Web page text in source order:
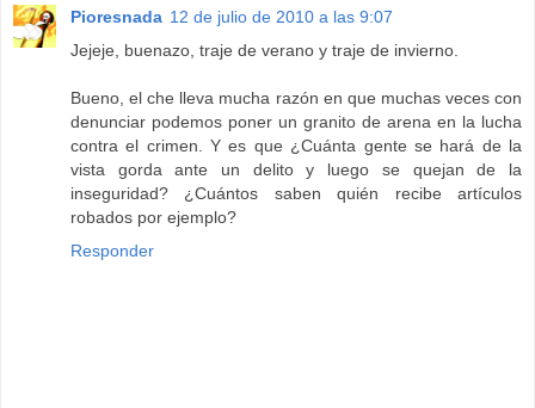
Pioresnada 12 de julio de 2010 a las 9:07
Jejeje, buenazo, traje de verano y traje de invierno.
Bueno, el che lleva mucha razón en que muchas veces con
denunciar podemos poner un granito de arena en la lucha
contra el crimen. Y es que ¿Cuánta gente se hará de la
vista gorda ante un delito y luego se quejan de la
inseguridad? ¿Cuántos saben quién recibe artículos
robados por ejemplo?
Responder